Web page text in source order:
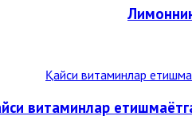
витаминлар